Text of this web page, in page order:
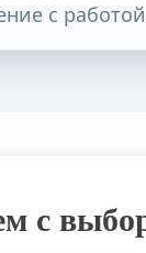
английского
с
с